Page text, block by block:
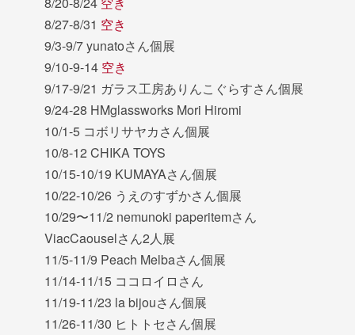
8/27-8/31 空き
9/3-9/7 yunatoさん個展
9/10-9-14 空き
9/17-9/21 ガラス工房ありんこぐらすさん個展
9/24-28 HMglassworks Mori Hiromi
10/1-5 コボリサヤカさん個展
10/8-12 CHIKA TOYS
10/15-10/19 KUMAYAさん個展
10/22-10/26 うえのすずかさん個展
10/29〜11/2 nemunoki paperitemさん
ViacCaouselさん2人展
11/5-11/9 Peach Melbaさん個展
11/14-11/15 ココロイロさん
11/19-11/23 la bijouさん個展
11/26-11/30 ヒトトセさん個展